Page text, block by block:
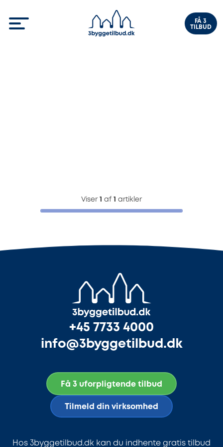
FÅ 3
TILBUD
Viser 1 af 1 artikler
+45 7733 4000
info@3byggetilbud.dk
Få 3 uforpligtende tilbud
Tilmeld din virksomhed
Hos 3byggetilbud.dk kan du indhente gratis tilbud